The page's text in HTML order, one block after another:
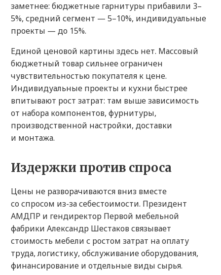
заметнее: бюджетные гарнитуры прибавили 3–
5%, средний сегмент — 5–10%, индивидуальные
проекты — до 15%.
Единой ценовой картины здесь нет. Массовый
бюджетный товар сильнее ограничен
чувствительностью покупателя к цене.
Индивидуальные проекты и кухни быстрее
впитывают рост затрат: там выше зависимость
от набора компонентов, фурнитуры,
производственной настройки, доставки
и монтажа.
Издержки против спроса
Цены не разворачиваются вниз вместе
со спросом из-за себестоимости. Президент
АМДПР и гендиректор Первой мебельной
фабрики Александр Шестаков связывает
стоимость мебели с ростом затрат на оплату
труда, логистику, обслуживание оборудования,
финансирование и отдельные виды сырья.